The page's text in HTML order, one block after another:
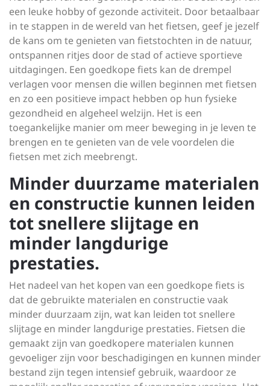
een leuke hobby of gezonde activiteit. Door betaalbaar
in te stappen in de wereld van het fietsen, geef je jezelf
de kans om te genieten van fietstochten in de natuur,
ontspannen ritjes door de stad of actieve sportieve
uitdagingen. Een goedkope fiets kan de drempel
verlagen voor mensen die willen beginnen met fietsen
en zo een positieve impact hebben op hun fysieke
gezondheid en algeheel welzijn. Het is een
toegankelijke manier om meer beweging in je leven te
brengen en te genieten van de vele voordelen die
fietsen met zich meebrengt.
Minder duurzame materialen
en constructie kunnen leiden
tot snellere slijtage en
minder langdurige
prestaties.
Het nadeel van het kopen van een goedkope fiets is
dat de gebruikte materialen en constructie vaak
minder duurzaam zijn, wat kan leiden tot snellere
slijtage en minder langdurige prestaties. Fietsen die
gemaakt zijn van goedkopere materialen kunnen
gevoeliger zijn voor beschadigingen en kunnen minder
bestand zijn tegen intensief gebruik, waardoor ze